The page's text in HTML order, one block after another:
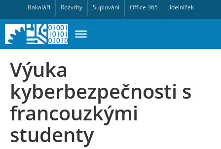
Bakaláři Rozvrhy Suplování Office 365 Jídelníček
Výuka
kyberbezpečnosti s
francouzkými
studenty